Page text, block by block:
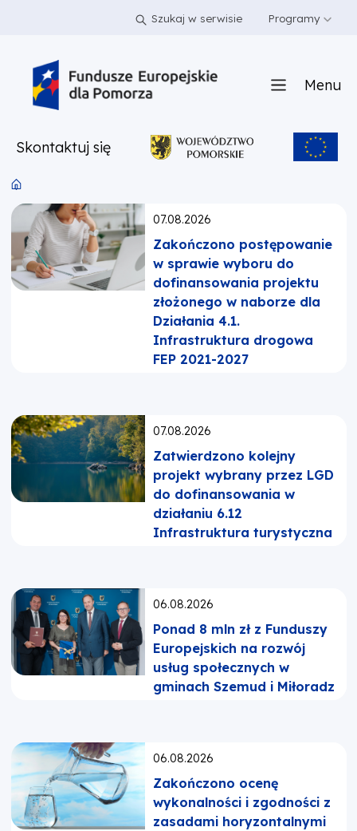
PRZEJDŹ DO TREŚCI Szukaj w serwisie Programy
Menu
Skontaktuj się
Opublikowano:
07.08.2026
Zakończono postępowanie
w sprawie wyboru do
dofinansowania projektu
złożonego w naborze dla
Działania 4.1.
Infrastruktura drogowa
FEP 2021-2027
Opublikowano:
07.08.2026
Zatwierdzono kolejny
projekt wybrany przez LGD
do dofinansowania w
działaniu 6.12
Infrastruktura turystyczna
Opublikowano:
06.08.2026
Ponad 8 mln zł z Funduszy
Europejskich na rozwój
usług społecznych w
gminach Szemud i Miłoradz
Opublikowano:
06.08.2026
Zakończono ocenę
wykonalności i zgodności z
zasadami horyzontalnymi